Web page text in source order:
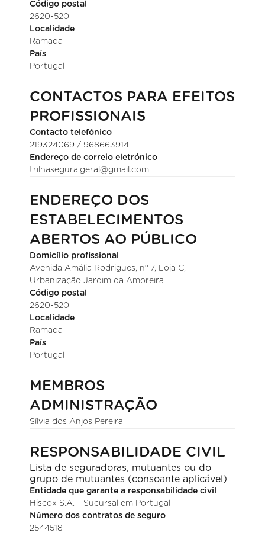
Código postal
2620-520
Localidade
Ramada
País
Portugal
CONTACTOS PARA EFEITOS
PROFISSIONAIS
Contacto telefónico
219324069 / 968663914
Endereço de correio eletrónico
trilhasegura.geral@gmail.com
ENDEREÇO DOS
ESTABELECIMENTOS
ABERTOS AO PÚBLICO
Domicílio profissional
Avenida Amália Rodrigues, nº 7, Loja C,
Urbanização Jardim da Amoreira
Código postal
2620-520
Localidade
Ramada
País
Portugal
MEMBROS
ADMINISTRAÇÃO
Sílvia dos Anjos Pereira
RESPONSABILIDADE CIVIL
Lista de seguradoras, mutuantes ou do
grupo de mutuantes (consoante aplicável)
Entidade que garante a responsabilidade civil
Hiscox S.A. – Sucursal em Portugal
Número dos contratos de seguro
2544518